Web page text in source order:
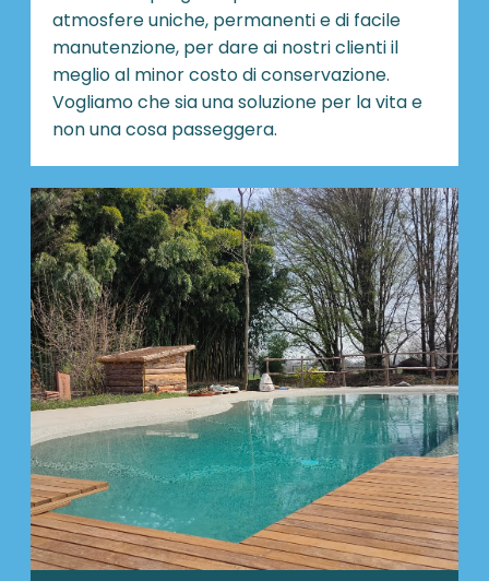
atmosfere uniche, permanenti e di facile
manutenzione, per dare ai nostri clienti il
meglio al minor costo di conservazione.
Vogliamo che sia una soluzione per la vita e
non una cosa passeggera.